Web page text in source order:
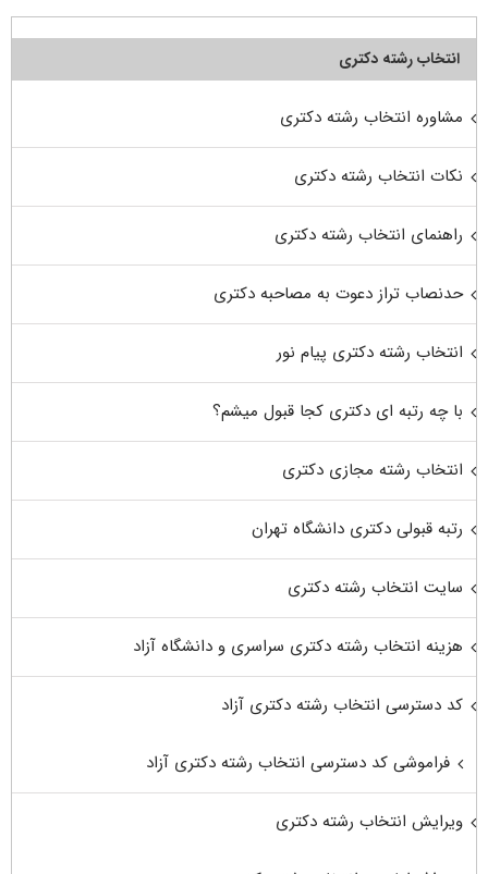
انتخاب رشته دکتری
مشاوره انتخاب رشته دکتری
نکات انتخاب رشته دکتری
راهنمای انتخاب رشته دکتری
حدنصاب تراز دعوت به مصاحبه دکتری
انتخاب رشته دکتری پیام نور
با چه رتبه ای دکتری کجا قبول میشم؟
انتخاب رشته مجازی دکتری
رتبه قبولی دکتری دانشگاه تهران
سایت انتخاب رشته دکتری
هزینه انتخاب رشته دکتری سراسری و دانشگاه آزاد
کد دسترسی انتخاب رشته دکتری آزاد
فراموشی کد دسترسی انتخاب رشته دکتری آزاد
ویرایش انتخاب رشته دکتری